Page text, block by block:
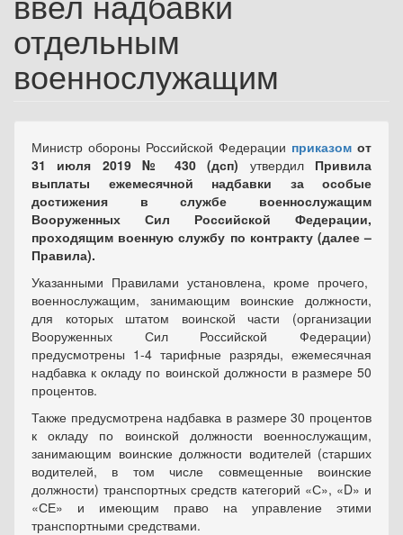
отдельным
военнослужащим
Министр обороны Российской Федерации приказом от
31 июля 2019 № 430 (дсп) утвердил Привила
выплаты ежемесячной надбавки за особые
достижения в службе военнослужащим
Вооруженных Сил Российской Федерации,
проходящим военную службу по контракту (далее –
Правила).
Указанными Правилами установлена, кроме прочего,
военнослужащим, занимающим воинские должности,
для которых штатом воинской части (организации
Вооруженных Сил Российской Федерации)
предусмотрены 1-4 тарифные разряды, ежемесячная
надбавка к окладу по воинской должности в размере 50
процентов.
Также предусмотрена надбавка в размере 30 процентов
к окладу по воинской должности военнослужащим,
занимающим воинские должности водителей (старших
водителей, в том числе совмещенные воинские
должности) транспортных средств категорий «С», «D» и
«СЕ» и имеющим право на управление этими
транспортными средствами.